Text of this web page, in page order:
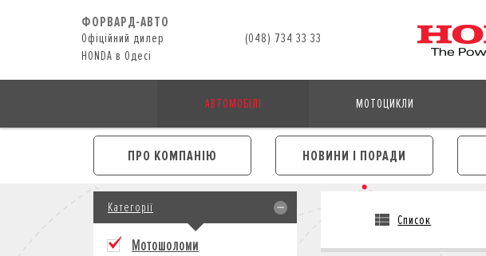
ФОРВАРД-АВТО
Офіційний дилер
HONDA в Одесі
(048) 734 33 33
АВТОМОБІЛІ МОТОЦИКЛИ
ПРО КОМПАНІЮ НОВИНИ І ПОРАДИ
Категорії
Мотошоломи
Список